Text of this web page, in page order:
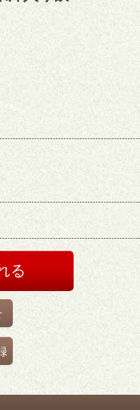
る